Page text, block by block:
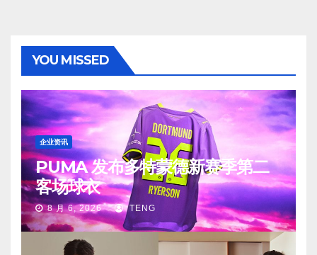
YOU MISSED
企业资讯
PUMA 发布多特蒙德新赛季第二
客场球衣
8 月 6, 2026 TENG